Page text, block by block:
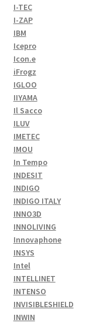
I-TEC
I-ZAP
IBM
Icepro
Icon.e
iFrogz
IGLOO
IIYAMA
Il Sacco
ILUV
IMETEC
IMOU
In Tempo
INDESIT
INDIGO
INDIGO ITALY
INNO3D
INNOLIVING
Innovaphone
INSYS
Intel
INTELLINET
INTENSO
INVISIBLESHIELD
INWIN